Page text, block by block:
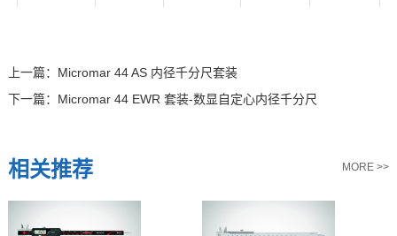
上一篇： Micromar 44 AS 内径千分尺套装
下一篇： Micromar 44 EWR 套装-数显自定心内径千分尺
相关推荐 MORE >>